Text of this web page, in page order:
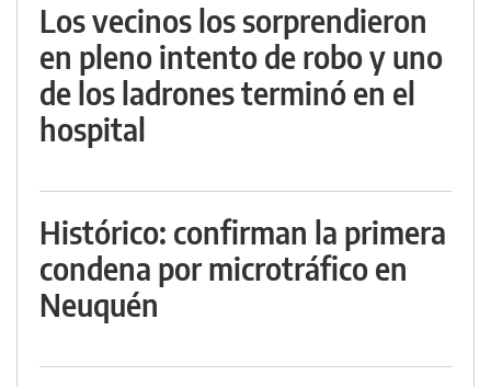
Los vecinos los sorprendieron
en pleno intento de robo y uno
de los ladrones terminó en el
hospital
Histórico: confirman la primera
condena por microtráfico en
Neuquén